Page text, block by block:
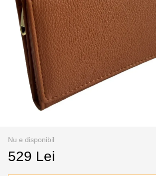
Nu e disponibil
529 Lei